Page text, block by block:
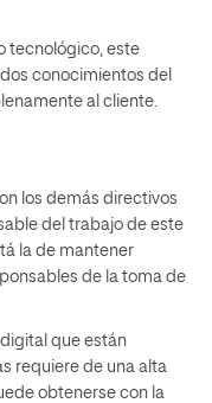
tecnológico, este
conocimientos del
al cliente.
los demás directivos
del trabajo de este
la de mantener
de la toma de
que están
requiere de una alta
obtenerse con la